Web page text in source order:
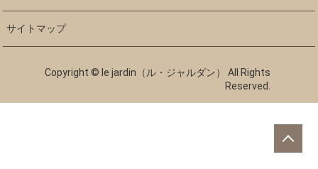
サイトマップ
Copyright © le jardin（ル・ジャルダン） All Rights
Reserved.